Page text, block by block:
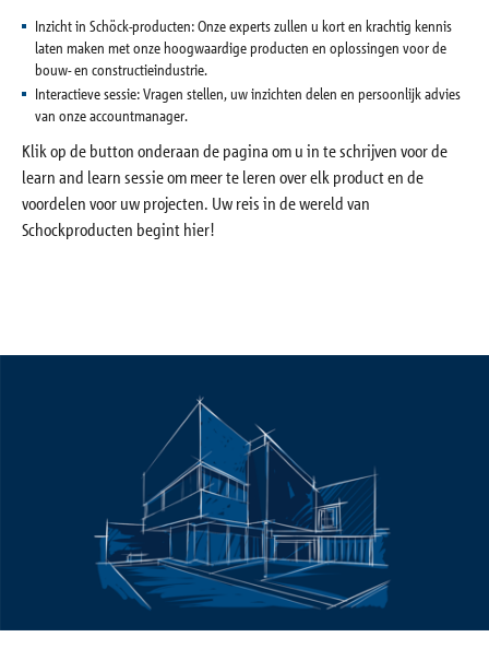
Referenties
Onderneming
Contact
Inzicht in Schöck-producten: Onze experts zullen u kort en krachtig kennis
laten maken met onze hoogwaardige producten en oplossingen voor de
bouw- en constructieindustrie.
Interactieve sessie: Vragen stellen, uw inzichten delen en persoonlijk advies
van onze accountmanager.
Klik op de button onderaan de pagina om u in te schrijven voor de
learn and learn sessie om meer te leren over elk product en de
voordelen voor uw projecten. Uw reis in de wereld van
Schockproducten begint hier!